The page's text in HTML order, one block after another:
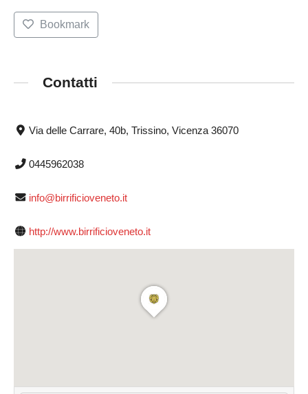
Bookmark
Contatti
Via delle Carrare, 40b, Trissino, Vicenza 36070
0445962038
info@birrificioveneto.it
http://www.birrificioveneto.it